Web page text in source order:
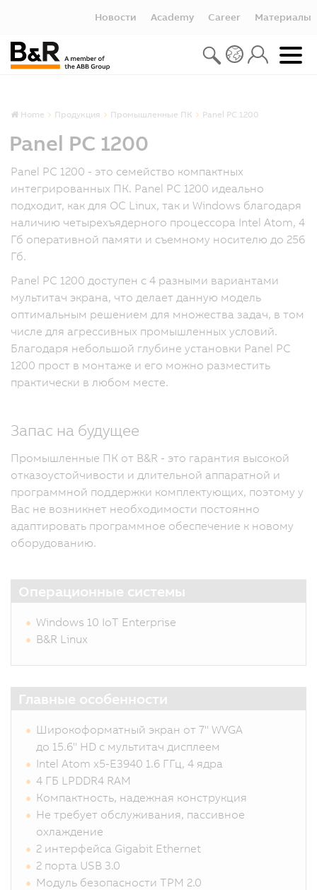
Новости Academy Career Материалы
Home Продукция Промышленные ПК Panel PC 1200
Panel PC 1200
Panel PC 1200 - это семейство компактных
интегрированных ПК. Panel PC 1200 идеально
подходит, как для ОС Linux, так и Windows благодаря
наличию четырехъядерного процессора Intel Atom, 4
Гб оперативной памяти и съемному носителю до 256
Гб.
Panel PC 1200 доступен с 4 разными вариантами
мультитач экрана, что делает данную модель
оптимальным решением для множества задач, в том
числе для агрессивных промышленных условий.
Благодаря небольшой глубине установки Panel PC
1200 прост в монтаже и его можно разместить
практически в любом месте.
Запас на будущее
Промышленные ПК от B&R - это гарантия высокой
отказоустойчивости и длительной аппаратной и
программной поддержки комплектующих, поэтому у
Вас не возникнет необходимости постоянно
адаптировать программное обеспечение к новому
оборудованию.
Операционные системы
Windows 10 IoT Enterprise
B&R Linux
Главные особенности
Широкоформатный экран от 7" WVGA
до 15.6" HD с мультитач дисплеем
Intel Atom x5-E3940 1.6 ГГц, 4 ядра
4 ГБ LPDDR4 RAM
Компактность, надежная конструкция
Не требует обслуживания, пассивное
охлаждение
2 интерфейса Gigabit Ethernet
2 порта USB 3.0
Модуль безопасности TPM 2.0